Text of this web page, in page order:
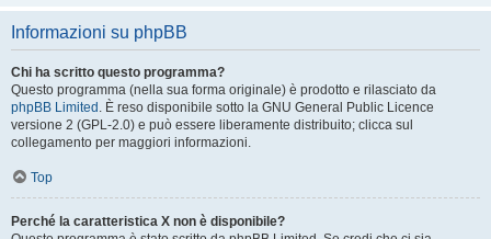
Informazioni su phpBB
Chi ha scritto questo programma?
Questo programma (nella sua forma originale) è prodotto e rilasciato da
phpBB Limited . È reso disponibile sotto la GNU General Public Licence
versione 2 (GPL-2.0) e può essere liberamente distribuito; clicca sul
collegamento per maggiori informazioni.
Top
Perché la caratteristica X non è disponibile?